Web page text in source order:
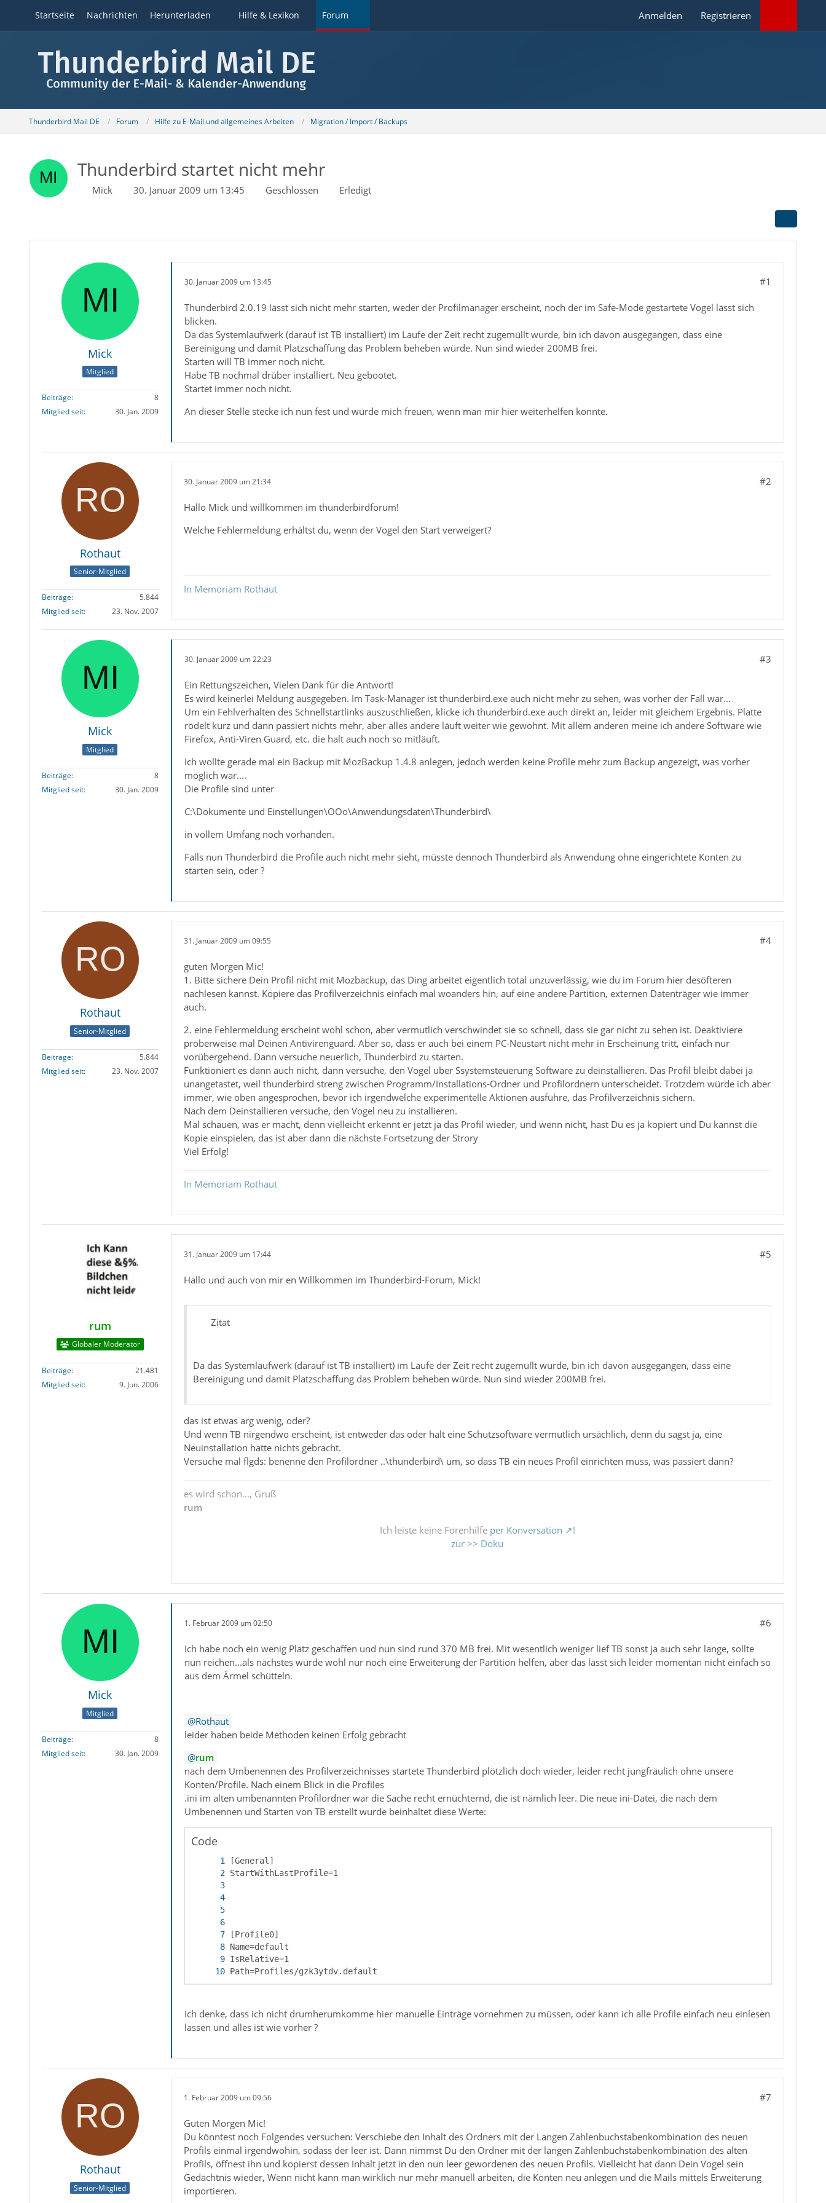
Startseite Nachrichten Herunterladen Hilfe & Lexikon Forum Anmelden Registrieren
Thunderbird Mail DE Forum Hilfe zu E-Mail und allgemeines Arbeiten Migration / Import / Backups
Thunderbird startet nicht mehr
Mick 30. Januar 2009 um 13:45 Geschlossen Erledigt
Mick
Mitglied
Beiträge
8
Mitglied seit
30. Jan. 2009
30. Januar 2009 um 13:45 #1
Thunderbird 2.0.19 lässt sich nicht mehr starten, weder der Profilmanager erscheint, noch der im Safe-Mode gestartete Vogel lässt sich
blicken.
Da das Systemlaufwerk (darauf ist TB installiert) im Laufe der Zeit recht zugemüllt wurde, bin ich davon ausgegangen, dass eine
Bereinigung und damit Platzschaffung das Problem beheben würde. Nun sind wieder 200MB frei.
Starten will TB immer noch nicht.
Habe TB nochmal drüber installiert. Neu gebootet.
Startet immer noch nicht.
An dieser Stelle stecke ich nun fest und würde mich freuen, wenn man mir hier weiterhelfen könnte.
Rothaut
Senior-Mitglied
Beiträge
5.844
Mitglied seit
23. Nov. 2007
30. Januar 2009 um 21:34 #2
Hallo Mick und willkommen im thunderbirdforum!
Welche Fehlermeldung erhältst du, wenn der Vogel den Start verweigert?
In Memoriam Rothaut
Mick
Mitglied
Beiträge
8
Mitglied seit
30. Jan. 2009
30. Januar 2009 um 22:23 #3
Ein Rettungszeichen, Vielen Dank für die Antwort!
Es wird keinerlei Meldung ausgegeben. Im Task-Manager ist thunderbird.exe auch nicht mehr zu sehen, was vorher der Fall war...
Um ein Fehlverhalten des Schnellstartlinks auszuschließen, klicke ich thunderbird.exe auch direkt an, leider mit gleichem Ergebnis. Platte
rödelt kurz und dann passiert nichts mehr, aber alles andere läuft weiter wie gewohnt. Mit allem anderen meine ich andere Software wie
Firefox, Anti-Viren Guard, etc. die halt auch noch so mitläuft.
Ich wollte gerade mal ein Backup mit MozBackup 1.4.8 anlegen, jedoch werden keine Profile mehr zum Backup angezeigt, was vorher
möglich war....
Die Profile sind unter
C:\Dokumente und Einstellungen\OOo\Anwendungsdaten\Thunderbird\
in vollem Umfang noch vorhanden.
Falls nun Thunderbird die Profile auch nicht mehr sieht, müsste dennoch Thunderbird als Anwendung ohne eingerichtete Konten zu
starten sein, oder ?
Rothaut
Senior-Mitglied
Beiträge
5.844
Mitglied seit
23. Nov. 2007
31. Januar 2009 um 09:55 #4
guten Morgen Mic!
1. Bitte sichere Dein Profil nicht mit Mozbackup, das Ding arbeitet eigentlich total unzuverlässig, wie du im Forum hier desöfteren
nachlesen kannst. Kopiere das Profilverzeichnis einfach mal woanders hin, auf eine andere Partition, externen Datenträger wie immer
auch.
2. eine Fehlermeldung erscheint wohl schon, aber vermutlich verschwindet sie so schnell, dass sie gar nicht zu sehen ist. Deaktiviere
proberweise mal Deinen Antivirenguard. Aber so, dass er auch bei einem PC-Neustart nicht mehr in Erscheinung tritt, einfach nur
vorübergehend. Dann versuche neuerlich, Thunderbird zu starten.
Funktioniert es dann auch nicht, dann versuche, den Vogel über Ssystemsteuerung Software zu deinstallieren. Das Profil bleibt dabei ja
unangetastet, weil thunderbird streng zwischen Programm/Installations-Ordner und Profilordnern unterscheidet. Trotzdem würde ich aber
immer, wie oben angesprochen, bevor ich irgendwelche experimentelle Aktionen ausführe, das Profilverzeichnis sichern.
Nach dem Deinstallieren versuche, den Vogel neu zu installieren.
Mal schauen, was er macht, denn vielleicht erkennt er jetzt ja das Profil wieder, und wenn nicht, hast Du es ja kopiert und Du kannst die
Kopie einspielen, das ist aber dann die nächste Fortsetzung der Strory
Viel Erfolg!
In Memoriam Rothaut
rum
Globaler Moderator
Beiträge
21.481
Mitglied seit
9. Jun. 2006
31. Januar 2009 um 17:44 #5
Hallo und auch von mir en Willkommen im Thunderbird-Forum, Mick!
Zitat
Da das Systemlaufwerk (darauf ist TB installiert) im Laufe der Zeit recht zugemüllt wurde, bin ich davon ausgegangen, dass eine
Bereinigung und damit Platzschaffung das Problem beheben würde. Nun sind wieder 200MB frei.
das ist etwas arg wenig, oder?
Und wenn TB nirgendwo erscheint, ist entweder das oder halt eine Schutzsoftware vermutlich ursächlich, denn du sagst ja, eine
Neuinstallation hatte nichts gebracht.
Versuche mal flgds: benenne den Profilordner ..\thunderbird\ um, so dass TB ein neues Profil einrichten muss, was passiert dann?
es wird schon..., Gruß
rum
Ich leiste keine Forenhilfe per Konversation
!
zur >> Doku
Mick
Mitglied
Beiträge
8
Mitglied seit
30. Jan. 2009
1. Februar 2009 um 02:50 #6
Ich habe noch ein wenig Platz geschaffen und nun sind rund 370 MB frei. Mit wesentlich weniger lief TB sonst ja auch sehr lange, sollte
nun reichen...als nächstes würde wohl nur noch eine Erweiterung der Partition helfen, aber das lässt sich leider momentan nicht einfach so
aus dem Ärmel schütteln.
Rothaut
leider haben beide Methoden keinen Erfolg gebracht
rum
nach dem Umbenennen des Profilverzeichnisses startete Thunderbird plötzlich doch wieder, leider recht jungfräulich ohne unsere
Konten/Profile. Nach einem Blick in die Profiles
.ini im alten umbenannten Profilordner war die Sache recht ernüchternd, die ist nämlich leer. Die neue ini-Datei, die nach dem
Umbenennen und Starten von TB erstellt wurde beinhaltet diese Werte:
Code
StartWithLastProfile=1
IsRelative=1
Path=Profiles/gzk3ytdv.default
Ich denke, dass ich nicht drumherumkomme hier manuelle Einträge vornehmen zu müssen, oder kann ich alle Profile einfach neu einlesen
lassen und alles ist wie vorher ?
Rothaut
Senior-Mitglied
1. Februar 2009 um 09:56 #7
Guten Morgen Mic!
Du könntest noch Folgendes versuchen: Verschiebe den Inhalt des Ordners mit der Langen Zahlenbuchstabenkombination des neuen
Profils einmal irgendwohin, sodass der leer ist. Dann nimmst Du den Ordner mit der langen Zahlenbuchstabenkombination des alten
Profils, öffnest ihn und kopierst dessen Inhalt jetzt in den nun leer gewordenen des neuen Profils. Vielleicht hat dann Dein Vogel sein
Gedächtnis wieder, Wenn nicht kann man wirklich nur mehr manuell arbeiten, die Konten neu anlegen und die Mails mittels Erweiterung
importieren.